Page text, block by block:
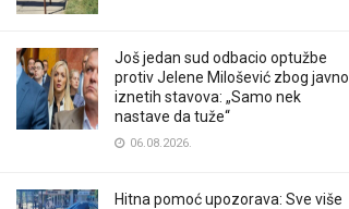
Još jedan sud odbacio optužbe
protiv Jelene Milošević zbog javno
iznetih stavova: „Samo nek
nastave da tuže“
06.08.2026.
Hitna pomoć upozorava: Sve više